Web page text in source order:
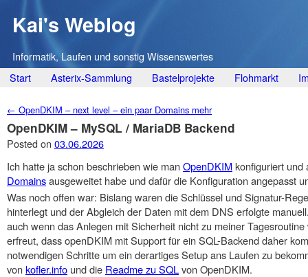
Kai's Weblog
Informatik, Laufen und sonstig Wissenswertes
Main menu
Skip
content
Start Asterix-Sammlung Bastelprojekte Flohmarkt
Post navigation
← OpenDKIM – next level – ein paar Domains mehr
OpenDKIM – MySQL / MariaDB Backend
Posted on 03.06.2026
Ich hatte ja schon beschrieben wie manOpenDKIMkonfiguriert und
Domainsausgeweitet habe und dafür die Konfiguration angepasst
Was noch offen war: Bislang waren die Schlüssel und Signatur-
hinterlegt und der Abgleich der Daten mit dem DNS erfolgte
auch wenn das Anlegen mit Sicherheit nicht zu meiner
erfreut, dass openDKIM mit Support für ein SQL-Backend daher
notwendigen Schritte um ein derartiges Setup ans Laufen zu
vonkofler.info und die Readme zu SQLvon OpenDKIM.